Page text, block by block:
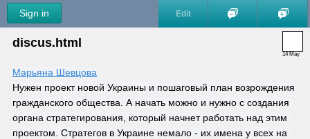
Sign in Edit
14 May
discus.html
Марьяна Шевцова
Нужен проект новой Украины и пошаговый план возрождения
гражданского общества. А начать можно и нужно с создания
органа стратегирования, который начнет работать над этим
проектом. Стратегов в Украине немало - их имена у всех на